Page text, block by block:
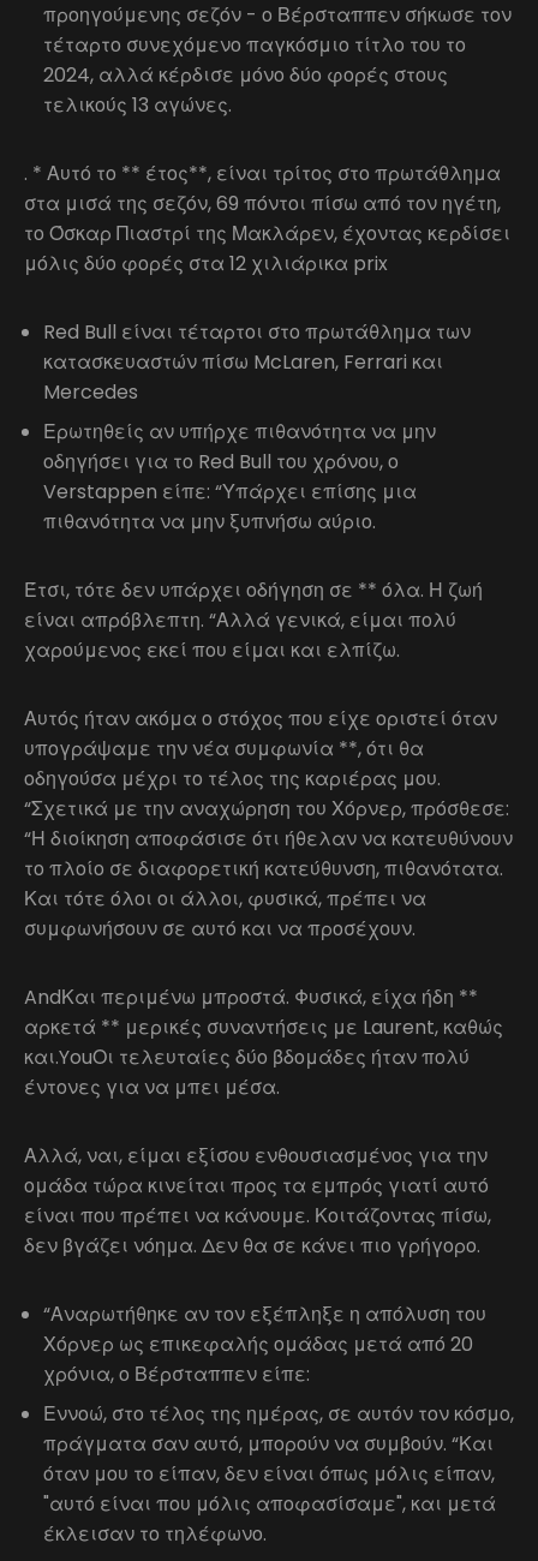
προηγούμενης σεζόν - ο Βέρσταππεν σήκωσε τον
τέταρτο συνεχόμενο παγκόσμιο τίτλο του το
2024, αλλά κέρδισε μόνο δύο φορές στους
τελικούς 13 αγώνες.
. * Αυτό το ** έτος**, είναι τρίτος στο πρωτάθλημα
στα μισά της σεζόν, 69 πόντοι πίσω από τον ηγέτη,
το Όσκαρ Πιαστρί της Μακλάρεν, έχοντας κερδίσει
μόλις δύο φορές στα 12 χιλιάρικα prix
Red Bull είναι τέταρτοι στο πρωτάθλημα των
κατασκευαστών πίσω McLaren, Ferrari και
Mercedes
Ερωτηθείς αν υπήρχε πιθανότητα να μην
οδηγήσει για το Red Bull του χρόνου, ο
Verstappen είπε: “Υπάρχει επίσης μια
πιθανότητα να μην ξυπνήσω αύριο.
Έτσι, τότε δεν υπάρχει οδήγηση σε ** όλα. Η ζωή
είναι απρόβλεπτη. “Αλλά γενικά, είμαι πολύ
χαρούμενος εκεί που είμαι και ελπίζω.
Αυτός ήταν ακόμα ο στόχος που είχε οριστεί όταν
υπογράψαμε την νέα συμφωνία **, ότι θα
οδηγούσα μέχρι το τέλος της καριέρας μου.
“Σχετικά με την αναχώρηση του Χόρνερ, πρόσθεσε:
“Η διοίκηση αποφάσισε ότι ήθελαν να κατευθύνουν
το πλοίο σε διαφορετική κατεύθυνση, πιθανότατα.
Και τότε όλοι οι άλλοι, φυσικά, πρέπει να
συμφωνήσουν σε αυτό και να προσέχουν.
AndΚαι περιμένω μπροστά. Φυσικά, είχα ήδη **
αρκετά ** μερικές συναντήσεις με Laurent, καθώς
και.YouΟι τελευταίες δύο βδομάδες ήταν πολύ
έντονες για να μπει μέσα.
Αλλά, ναι, είμαι εξίσου ενθουσιασμένος για την
ομάδα τώρα κινείται προς τα εμπρός γιατί αυτό
είναι που πρέπει να κάνουμε. Κοιτάζοντας πίσω,
δεν βγάζει νόημα. Δεν θα σε κάνει πιο γρήγορο.
“Αναρωτήθηκε αν τον εξέπληξε η απόλυση του
Χόρνερ ως επικεφαλής ομάδας μετά από 20
χρόνια, ο Βέρσταππεν είπε:
Εννοώ, στο τέλος της ημέρας, σε αυτόν τον κόσμο,
πράγματα σαν αυτό, μπορούν να συμβούν. “Και
όταν μου το είπαν, δεν είναι όπως μόλις είπαν,
"αυτό είναι που μόλις αποφασίσαμε", και μετά
έκλεισαν το τηλέφωνο.